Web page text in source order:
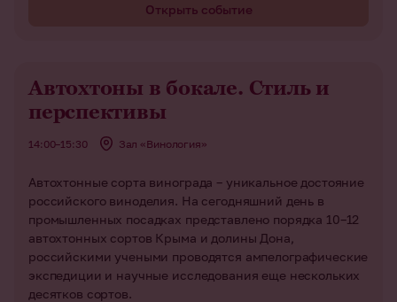
Открыть событие
Автохтоны в бокале. Стиль и
перспективы
14:00–15:30 Зал «Винология»
Автохтонные сорта винограда – уникальное достояние
российского виноделия. На сегодняшний день в
промышленных посадках представлено порядка 10–12
автохтонных сортов Крыма и долины Дона,
российскими учеными проводятся ампелографические
экспедиции и научные исследования еще нескольких
десятков сортов.